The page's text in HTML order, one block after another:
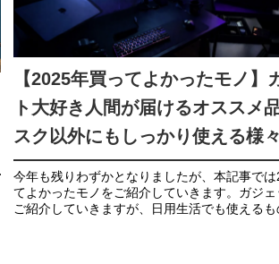
【2025年買ってよかったモノ】
ト大好き人間が届けるオススメ
スク以外にもしっかり使える様
今年も残りわずかとなりましたが、本記事で
てよかったモノをご紹介していきます。ガジェ
ご紹介していきますが、日用生活でも使えるも